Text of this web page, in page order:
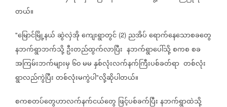
တယ်။
"မြောင်မြို့နယ်ဆွဲလှဲအိုကျေးရွာတွင် (2) ညအိပ်ရောက်နေသောစခတွေ
နဘက်ရွာဘက်သို့ဦးတည်ထွက်လာပြီး နဘက်ရွာပေါ်သို့စကစစခ
အကြမ်းဘက်များမှ ၆၀မမနှစ်လုံးလက်နက်ကြီးပစ်ခတ်ရာ တစ်လုံး
ရွာလည်ကွဲပြီးတစ်လုံးမကွဲပါ"လို့ဆိုပါတယ်။
စကစတပ်တွေဟာလက်နက်ငယ်တွေ ဖြင့်ပစ်ခက်ပြီးနဘက်ရွာထဲသို့